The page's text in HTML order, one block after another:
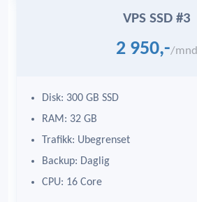
VPS SSD #3
2 950,-/mnd
Disk: 300 GB SSD
RAM: 32 GB
Trafikk: Ubegrenset
Backup: Daglig
CPU: 16 Core